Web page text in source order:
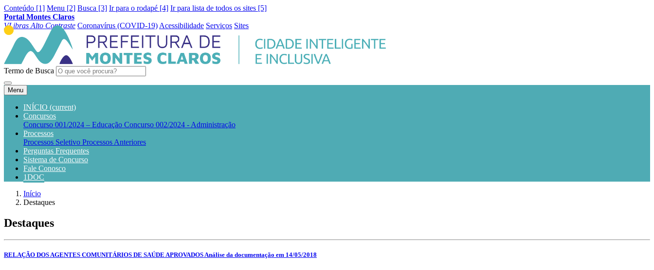
Conteúdo [1] Menu [2] Busca [3] Ir para o rodapé [4] Ir para lista de todos os sites [5]
Portal Montes Claros
VLibras Alto Contraste Coronavírus (COVID-19) Acessibilidade Serviços Sites
Termo de Busca
Menu
INÍCIO (current)
Concursos
Concurso 001/2024 – Educação Concurso 002/2024 - Administração
Processos
Processos Seletivo Processos Anteriores
Perguntas Frequentes
Sistema de Concurso
Fale Conosco
1DOC
Início
Destaques
Destaques
RELAÇÃO DOS AGENTES COMUNITÁRIOS DE SAÚDE APROVADOS Análise da documentação em 14/05/2018